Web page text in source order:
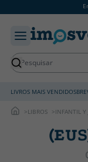
LIVROS MAIS VENDIDOS
LIBROS INFANTIL Y